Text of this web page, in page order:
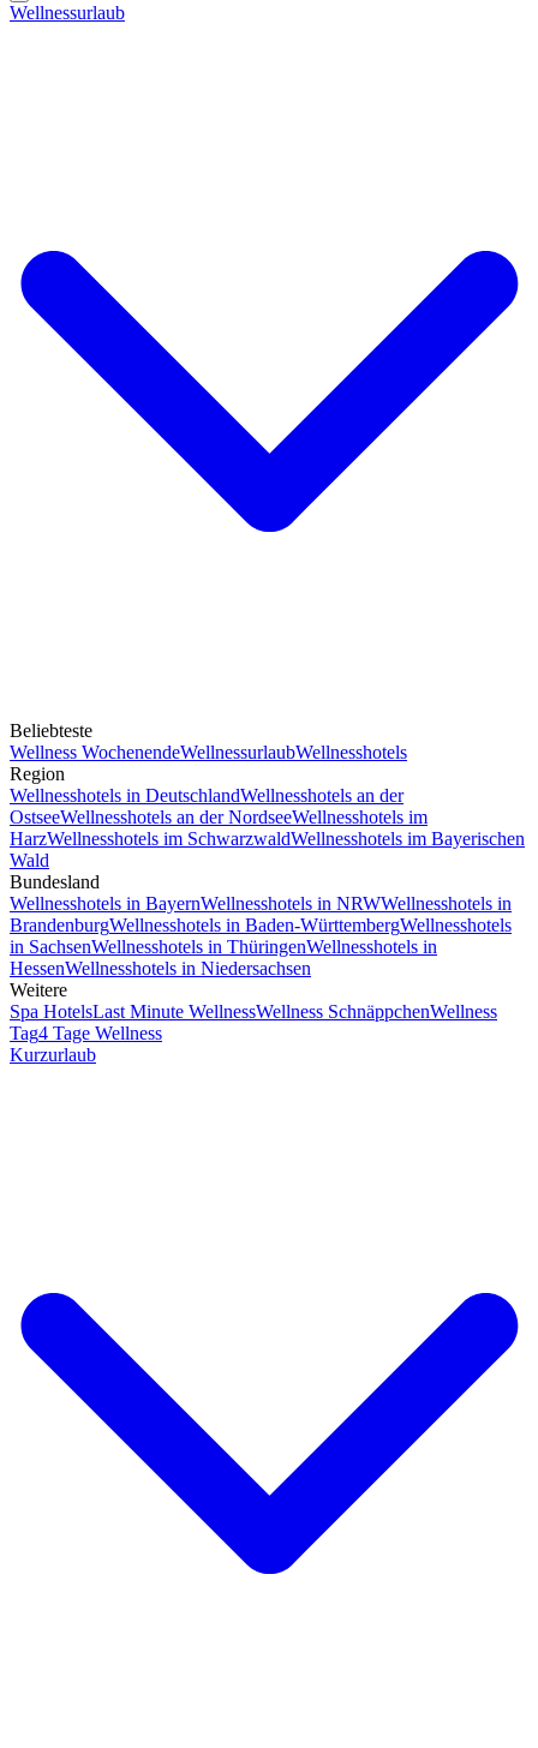
Wellnessurlaub
Beliebteste
Wellness WochenendeWellnessurlaubWellnesshotels
Region
Wellnesshotels in DeutschlandWellnesshotels an der
OstseeWellnesshotels an der NordseeWellnesshotels im
HarzWellnesshotels im SchwarzwaldWellnesshotels im Bayerischen
Wald
Bundesland
Wellnesshotels in BayernWellnesshotels in NRWWellnesshotels in
BrandenburgWellnesshotels in Baden-WürttembergWellnesshotels
in SachsenWellnesshotels in ThüringenWellnesshotels in
HessenWellnesshotels in Niedersachsen
Weitere
Spa HotelsLast Minute WellnessWellness SchnäppchenWellness
Tag4 Tage Wellness
Kurzurlaub